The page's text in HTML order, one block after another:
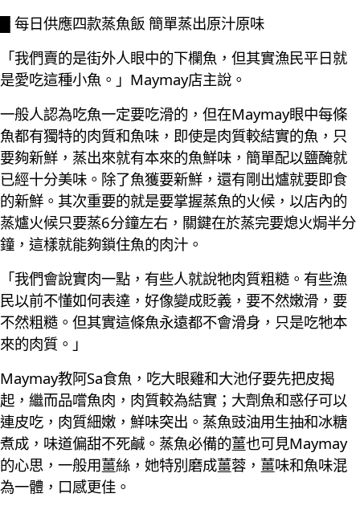
█ 每日供應四款蒸魚飯 簡單蒸出原汁原味
「我們賣的是街外人眼中的下欄魚，但其實漁民平日就
是愛吃這種小魚。」Maymay店主說。
一般人認為吃魚一定要吃滑的，但在Maymay眼中每條
魚都有獨特的肉質和魚味，即使是肉質較結實的魚，只
要夠新鮮，蒸出來就有本來的魚鮮味，簡單配以鹽醃就
已經十分美味。除了魚獲要新鮮，還有剛出爐就要即食
的新鮮。其次重要的就是要掌握蒸魚的火候，以店內的
蒸爐火候只要蒸6分鐘左右，關鍵在於蒸完要熄火焗半分
鐘，這樣就能夠鎖住魚的肉汁。
「我們會說實肉一點，有些人就說牠肉質粗糙。有些漁
民以前不懂如何表達，好像變成貶義，要不然嫩滑，要
不然粗糙。但其實這條魚永遠都不會滑身，只是吃牠本
來的肉質。」
Maymay教阿Sa食魚，吃大眼雞和大池仔要先把皮揭
起，繼而品嚐魚肉，肉質較為結實；大劑魚和惑仔可以
連皮吃，肉質細嫩，鮮味突出。蒸魚豉油用生抽和冰糖
煮成，味道偏甜不死鹹。蒸魚必備的薑也可見Maymay
的心思，一般用薑絲，她特別磨成薑蓉，薑味和魚味混
為一體，口感更佳。